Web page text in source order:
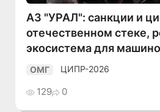
АЗ "УРАЛ": санкции и
отечественном стеке,
экосистема для
ОМГ ЦИПР-2026
129 0